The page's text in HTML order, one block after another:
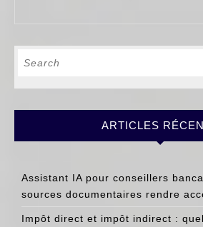
Search
ARTICLES
Assistant IA pour conseillers
sources documentaires rendre
Impôt direct et impôt indirect :